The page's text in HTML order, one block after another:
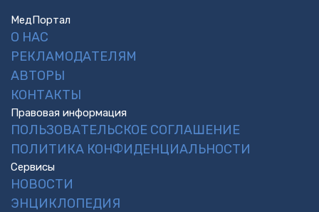
МедПортал
О НАС
РЕКЛАМОДАТЕЛЯМ
АВТОРЫ
КОНТАКТЫ
Правовая информация
ПОЛЬЗОВАТЕЛЬСКОЕ СОГЛАШЕНИЕ
ПОЛИТИКА КОНФИДЕНЦИАЛЬНОСТИ
Сервисы
НОВОСТИ
ЭНЦИКЛОПЕДИЯ